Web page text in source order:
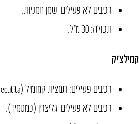
רכיבים לא פעילים: שמן חמניות.
תכולה: 30 מ״ל.
קמילצ’יק
רכיבים פעילים: תמצית קמומיל (Matricaria recutita).
רכיבים לא פעילים: גליצרין (כמסמיך).